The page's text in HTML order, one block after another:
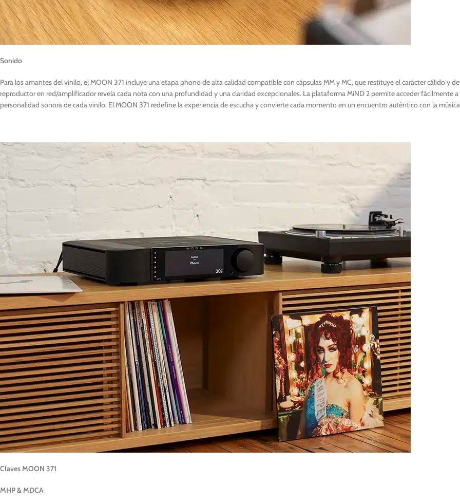
Sonido
Para los amantes del vinilo, el MOON 371 incluye una etapa phono de alta calidad compatible con cápsulas MM y MC, que restituye el carácter cálido y
reproductor en red/amplificador revela cada nota con una profundidad y una claridad excepcionales. La plataforma MiND 2 permite acceder fácilmente
personalidad sonora de cada vinilo. El MOON 371 redefine la experiencia de escucha y convierte cada momento en un encuentro auténtico con la
Claves MOON 371
MHP & MDCA